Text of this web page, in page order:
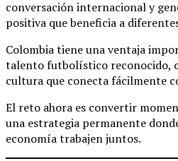
conversación internacional y
positiva que beneficia a
Colombia tiene una ventaja
talento futbolístico reconocido,
cultura que conecta fácilmente
El reto ahora es convertir
una estrategia permanente
economía trabajen juntos.